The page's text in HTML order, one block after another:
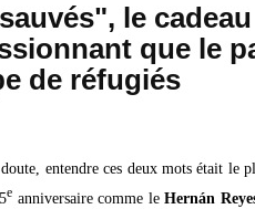
le cadeau
que le
de réfugiés
doute, entendre ces deux mots était le
eanniversaire comme leHernán